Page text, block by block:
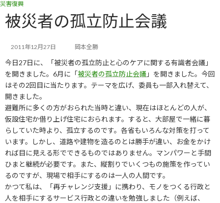
コ
ン
テ
ス
キ
ッ
プ
ナ
ビ
ゲ
ン
に
移
動
災害復興
被災者の孤立防止会議
2011年12月27日 岡本全勝
今日27日に、「被災者の孤立防止と心のケアに関する有識者会議」
を開きました。6月に「被災者の孤立防止会議 」を開きました。今回
はその2回目に当たります。テーマを広げ、委員も一部入れ替えて、
開きました。
避難所に多くの方がおられた当時と違い、現在はほとんどの人が、
仮設住宅か借り上げ住宅におられます。すると、大部屋で一緒に暮
らしていた時より、孤立するのです。各省もいろんな対策を打って
います。しかし、道路や建物を造るのとは勝手が違い、お金をかけ
れば目に見える形でできるものではありません。マンパワーと手間
ひまと継続が必要です。また、縦割りでいくつもの施策を作ってい
るのですが、現場で相手にするのは一人の人間です。
かつて私は、「再チャレンジ支援」に携わり、モノをつくる行政と
人を相手にするサービス行政との違いを勉強しました（例えば、